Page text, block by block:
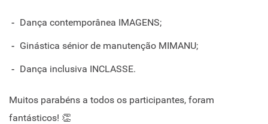
Dança contemporânea IMAGENS;
Ginástica sénior de manutenção MIMANU;
Dança inclusiva INCLASSE.
Muitos parabéns a todos os participantes, foram
fantásticos! 👏